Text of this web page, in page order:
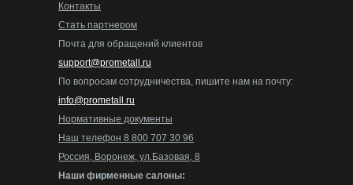
Контакты
Стать партнером
Почта для обращений клиентов
support@prometall.ru
По вопросам сотрудничества, пишите нам на почту:
info@prometall.ru
Нормативные документы
Наш телефон 8 800 707 30 96
Россия, Воронеж, ул.Базовая, 8
Наши фирменные салоны: